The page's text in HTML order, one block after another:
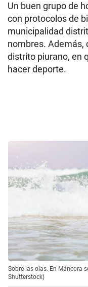
Un buen grupo de
con protocolos de
municipalidad
nombres. Además,
distrito piurano, en
hacer deporte.
Sobre las olas. En Máncora
Shutterstock)